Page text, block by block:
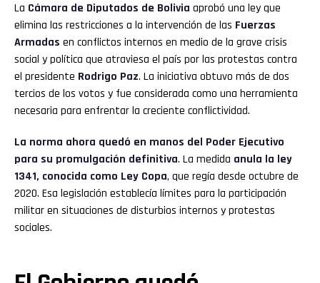
La Cámara de Diputados de Bolivia aprobó una ley que
elimina las restricciones a la intervención de las Fuerzas
Armadas en conflictos internos en medio de la grave crisis
social y política que atraviesa el país por las protestas contra
el presidente Rodrigo Paz. La iniciativa obtuvo más de dos
tercios de los votos y fue considerada como una herramienta
necesaria para enfrentar la creciente conflictividad.
La norma ahora quedó en manos del Poder Ejecutivo
para su promulgación definitiva. La medida anula la ley
1341, conocida como Ley Copa, que regía desde octubre de
2020. Esa legislación establecía límites para la participación
militar en situaciones de disturbios internos y protestas
sociales.